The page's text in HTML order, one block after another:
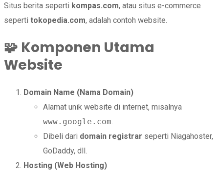
Situs berita seperti kompas.com, atau situs e-commerce
seperti tokopedia.com, adalah contoh website.
🧩 Komponen Utama
Website
Domain Name (Nama Domain)
Alamat unik website di internet, misalnya
www.google.com.
Dibeli dari domain registrar seperti Niagahoster,
GoDaddy, dll.
Hosting (Web Hosting)